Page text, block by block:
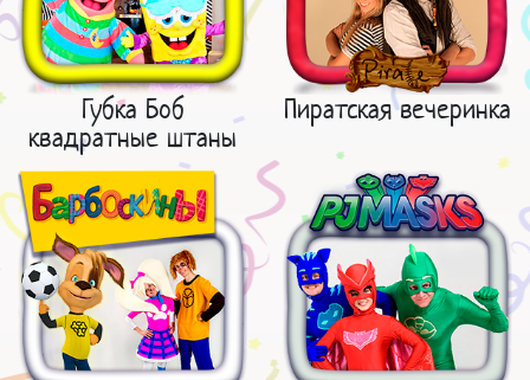
Губка Боб
квадратные штаны
Пиратская вечеринка